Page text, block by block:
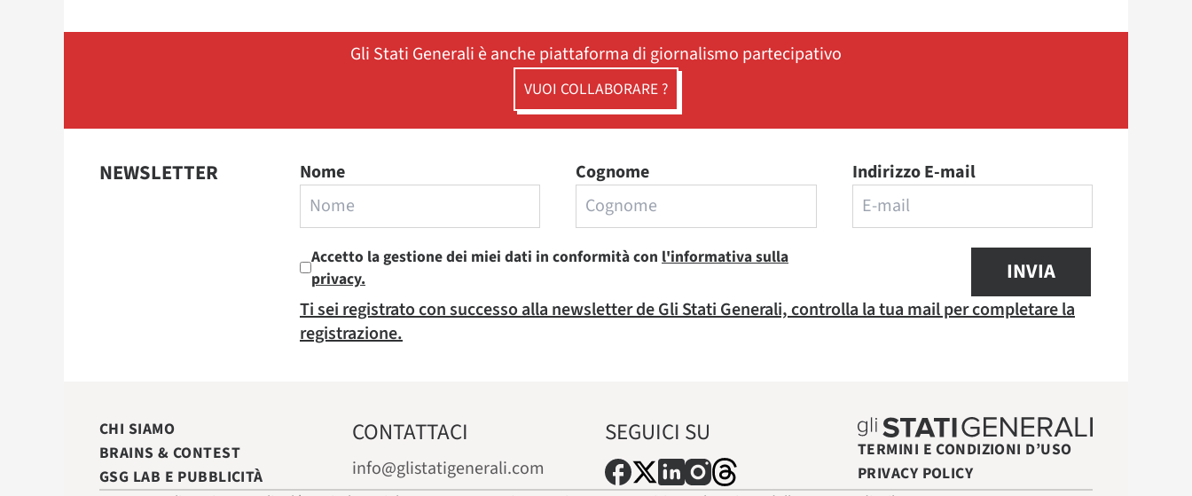
Gli Stati Generali è anche piattaforma di giornalismo partecipativo
VUOI COLLABORARE ?
NEWSLETTER Nome Cognome Indirizzo E-mail
Accetto la gestione dei miei dati in conformità con l'informativa sulla
privacy.
INVIA
Ti sei registrato con successo alla newsletter de Gli Stati Generali, controlla la tua mail per completare la
registrazione.
CHI SIAMO
BRAINS & CONTEST
GSG LAB E PUBBLICITÀ
CONTATTACI
info@glistatigenerali.com
SEGUICI SU
TERMINI E CONDIZIONI D’USO
PRIVACY POLICY